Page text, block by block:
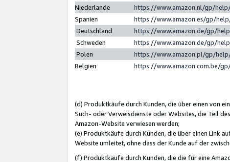
Niederlande
https://www.amazon.nl/gp/
Spanien
https://www.amazon.es/gp/
Deutschland
https://www.amazon.de/gp/
Schweden
https://www.amazon.de/gp/
Polen
https://www.amazon.pl/gp/
Belgien
https://www.amazon.com.be/
(d) Produktkäufe durch Kunden, die über einen von
Such- oder Verweisdienste oder Websites, die Teil
Amazon-Website verwiesen werden;
(e) Produktkäufe durch Kunden, die über einen Link
Website umleitet, ohne dass der Kunde auf der
(f) Produktkäufe durch Kunden, die die für eine